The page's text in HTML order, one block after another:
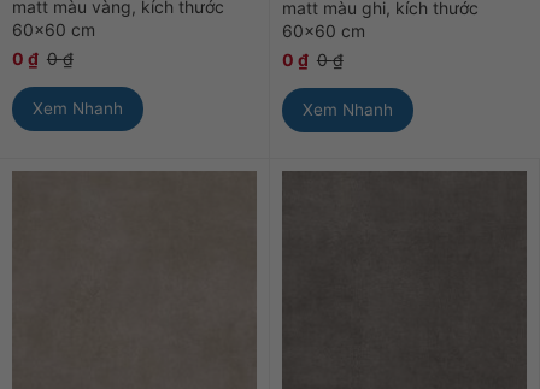
matt màu vàng, kích thước
60×60 cm
0 ₫ 0₫
Xem Nhanh
matt màu ghi, kích thước
60×60 cm
0 ₫ 0₫
Xem Nhanh